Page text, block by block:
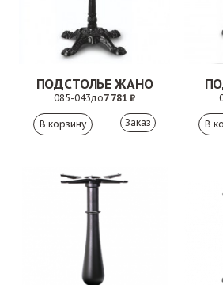
ПОДСТОЛЬЕ ЖАНО
085-043до7 781 ₽
Заказ